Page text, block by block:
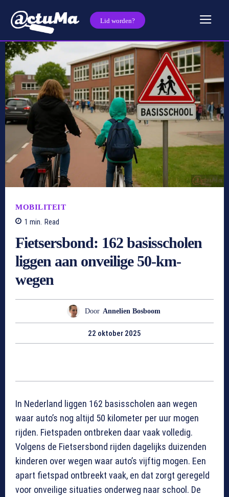
Lid worden?
MOBILITEIT
1 min. Read
Fietsersbond: 162 basisscholen
liggen aan onveilige 50-km-
wegen
Door Annelien Bosboom
22 oktober 2025
In Nederland liggen 162 basisscholen aan wegen
waar auto’s nog altijd 50 kilometer per uur mogen
rijden. Fietspaden ontbreken daar vaak volledig.
Volgens de Fietsersbond rijden dagelijks duizenden
kinderen over wegen waar auto’s vijftig mogen. Een
apart fietspad ontbreekt vaak, en dat zorgt geregeld
voor onveilige situaties onderweg naar school. De